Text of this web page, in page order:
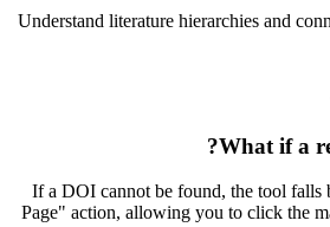
Understand literature hierarchies and
What if a
If a DOI cannot be found, the tool falls
Page" action, allowing you to click the